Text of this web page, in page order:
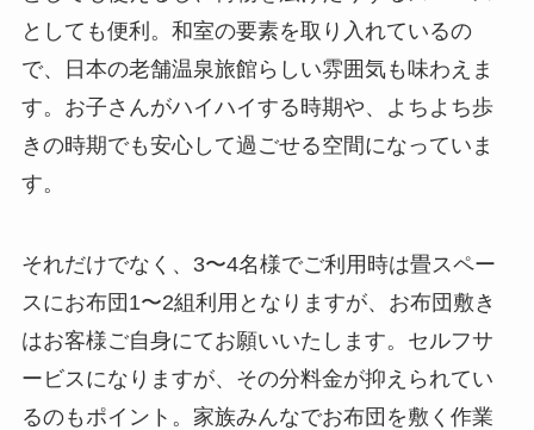
としても便利。和室の要素を取り入れているの
で、日本の老舗温泉旅館らしい雰囲気も味わえま
す。お子さんがハイハイする時期や、よちよち歩
きの時期でも安心して過ごせる空間になっていま
す。
それだけでなく、3〜4名様でご利用時は畳スペー
スにお布団1〜2組利用となりますが、お布団敷き
はお客様ご自身にてお願いいたします。セルフサ
ービスになりますが、その分料金が抑えられてい
るのもポイント。家族みんなでお布団を敷く作業